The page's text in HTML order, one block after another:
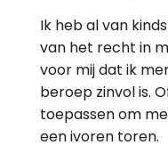
Ik heb al van
van het recht in
voor mij dat ik
beroep zinvol is.
toepassen om
een ivoren toren.